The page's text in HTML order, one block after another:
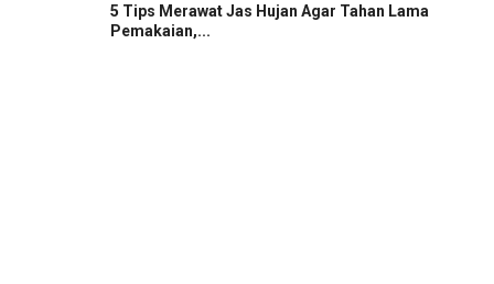
5 Tips Merawat Jas Hujan Agar Tahan Lama
Pemakaian,...